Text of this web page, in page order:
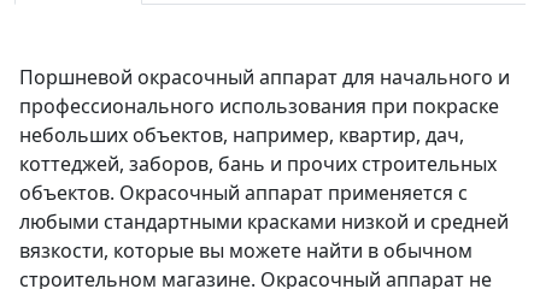
Поршневой окрасочный аппарат для начального и
профессионального использования при покраске
небольших объектов, например, квартир, дач,
коттеджей, заборов, бань и прочих строительных
объектов. Окрасочный аппарат применяется с
любыми стандартными красками низкой и средней
вязкости, которые вы можете найти в обычном
строительном магазине. Окрасочный аппарат не